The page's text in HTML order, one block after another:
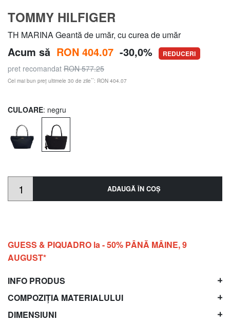
TOMMY HILFIGER
TH MARINA Geantă de umăr, cu curea de umăr
Acum să RON 404.07 -30,0% REDUCERI
pret recomandat RON 577.25
Cel mai bun preț ultimele 30 de zile**: RON 404.07
CULOARE: negru
ADAUGĂ ÎN COŞ
GUESS & PIQUADRO la - 50% PÂNĂ MÂINE, 9
AUGUST*
INFO PRODUS
COMPOZIȚIA MATERIALULUI
DIMENSIUNI